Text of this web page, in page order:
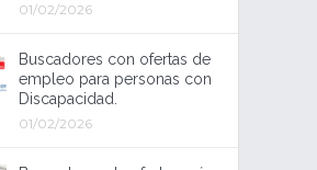
01/02/2026
Buscadores con ofertas de
empleo para personas con
Discapacidad.
01/02/2026